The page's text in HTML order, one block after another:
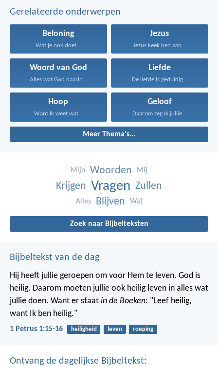
Gerelateerde onderwerpen
Beloning
Wat je ook doet...
Jezus
Jezus keek hen aan...
Woord van God
Alles wat God daarin...
Liefde
De liefde is geduldig...
Hoop
Want Ik weet wat...
Geloof
Daarom zeg Ik jullie...
Meer Thema's...
Mijn Woorden Mij
Krijgen Vragen Zullen
Alles Blijven Wat
Zoek naar Bijbelteksten
Bijbeltekst van de dag
Hij heeft jullie geroepen om voor Hem te leven. God is
heilig. Daarom moeten jullie ook heilig leven in alles wat
jullie doen. Want er staat in de Boeken: "Leef heilig,
want Ik ben heilig."
1 Petrus 1:15-16 heiligheid leven roeping
Ontvang de dagelijkse Bijbeltekst: